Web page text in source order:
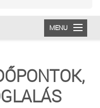
MENU